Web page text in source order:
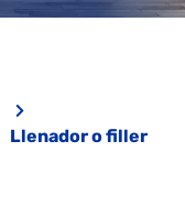
Llenador o filler